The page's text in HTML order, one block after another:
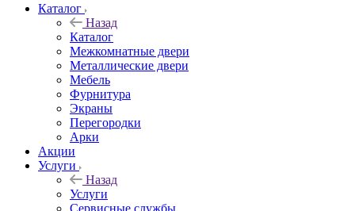
Каталог
Назад
Каталог
Межкомнатные двери
Металлические двери
Мебель
Фурнитура
Экраны
Перегородки
Арки
Акции
Услуги
Назад
Услуги
Сервисные службы